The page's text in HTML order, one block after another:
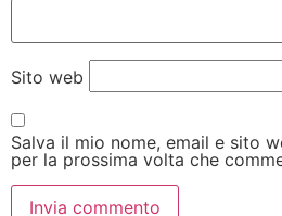
Sito web
Salva il mio nome, email e sito
per la prossima volta che